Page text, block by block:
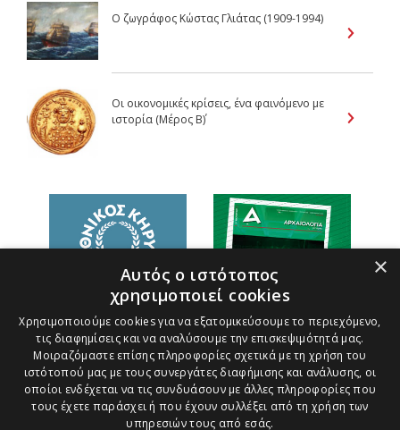
Ο ζωγράφος Κώστας Γλιάτας (1909-1994)
Οι οικονομικές κρίσεις, ένα φαινόμενο με
ιστορία (Μέρος B΄)
×
Αυτός ο ιστότοπος
χρησιμοποιεί cookies
Χρησιμοποιούμε cookies για να εξατομικεύσουμε το περιεχόμενο,
τις διαφημίσεις και να αναλύσουμε την επισκεψιμότητά μας.
Μοιραζόμαστε επίσης πληροφορίες σχετικά με τη χρήση του
ιστότοπού μας με τους συνεργάτες διαφήμισης και ανάλυσης, οι
οποίοι ενδέχεται να τις συνδυάσουν με άλλες πληροφορίες που
τους έχετε παράσχει ή που έχουν συλλέξει από τη χρήση των
υπηρεσιών τους από εσάς.